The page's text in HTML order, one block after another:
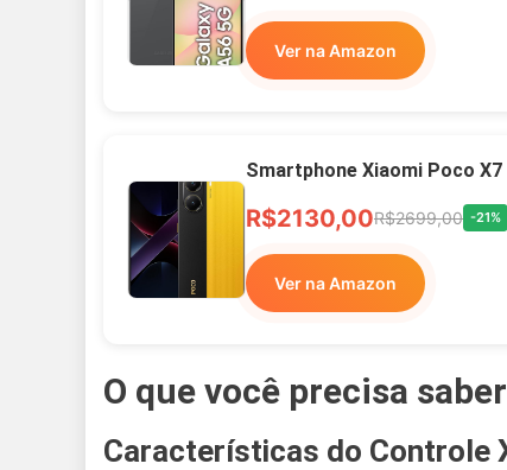
Ver na Amazon
Smartphone Xiaomi Poco X7
R$2130,00R$2699,00 -21%
Ver na Amazon
O que você precisa
Características do Controle